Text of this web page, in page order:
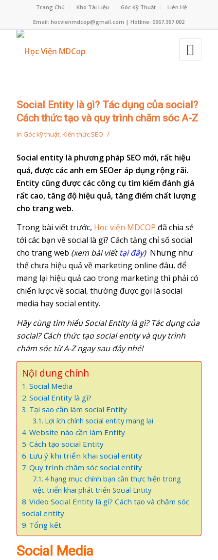
Trang Chủ Kho Tài Liệu Góc Kỹ Thuật
Liên Hệ
Email: hocvienmdcop@gmail.com | Hotline: 0967.397.002
Social Entity là gì? Tác dụng của social?
Cách thức tạo và quy trình chăm sóc A-Z
in Góc kỹ thuật,Kiến thức SEO /
Social entity là phương pháp SEO mới, rất hiệu
quả, được các anh em SEOer áp dụng rộng rãi.
Entity cũng được các công cụ tìm kiếm đánh giá
rất cao, tăng độ hiệu quả, tăng điểm chất lượng
cho trang web.
Trong bài viết trước, Học viện MDCOP đã chia sẻ
tới các bạn về social là gì? Cách tăng chỉ số social
cho trang web (xem bài viếttại đây)Nhưng như
thế chưa hiệu quả về marketing online đâu, để
mang lại hiệu quả cao trong marketing thì phải có
chiến lược về social, thường được gọi là social
media hay social entity.
Hãy cùng tìm hiểu Social Entity là gì? Tác dụng của
social? Cách thức tạo social entity và quy trình
chăm sóc từ A-Z ngay sau đây nhé!
Nội dung chính
Social Media
Social Entity là gì?
Tại sao cần làm social Entity
Lợi ích chính social entity mang lại
Website nào cần làm Entity
Cách tạo social Entity
Lưu ý khi triển khai social entity
Quy trình chăm sóc social entity
4 hạng mục chính bạn cần thực hiện trong
việc triển khai phát triển Social Entity
Video Social Entity là gì? Cách tạo và chăm sóc
social entity
Tổng kết
Social Media